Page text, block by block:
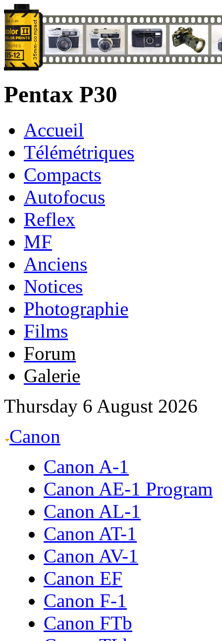
Pentax P30
Accueil
Télémétriques
Compacts
Autofocus
Reflex
MF
Anciens
Notices
Photographie
Films
Forum
Galerie
Thursday 6 August 2026
Canon
Canon A-1
Canon AE-1 Program
Canon AL-1
Canon AT-1
Canon AV-1
Canon EF
Canon F-1
Canon FTb